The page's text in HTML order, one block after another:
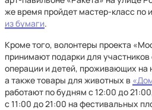
же время пройдет мастер-класс по
из бумаги.
Кроме того, волонтеры проекта
принимают подарки для
операции и детей, проживающих на
а также товары для животных в
работают по будням с 12:00 до
с 11:00 до 21:00 на фестивальных